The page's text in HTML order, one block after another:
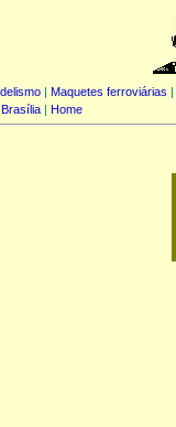
| Maquetes ferroviárias |
Brasília| Home